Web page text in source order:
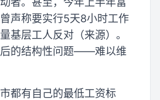
声称要实行5天8小时工作
基层工人反对（来源）。
的结构性问题——难以维
都有自己的最低工资标